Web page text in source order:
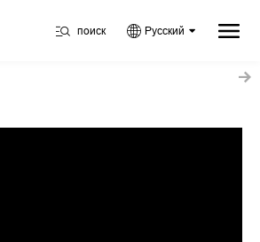
поиск Русский